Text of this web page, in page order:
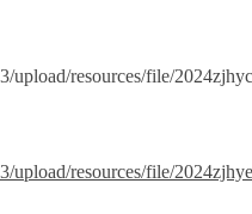
upload/resources/file/
upload/resources/file/